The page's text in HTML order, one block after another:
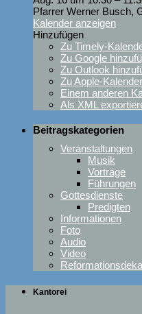
Pfarrer Werner Busch,
Kalender anzeigen
Hinzufügen
Zu Timely-
Zu Google
Zu Outlook
Zu Apple-
Einem anderen
Als XML
Beitragskategorien
Veranstaltungen
Musik
Vorträge
Führungen
Gottesdienste
Predigten
Informationen
Foto
Audio
Video
Kantorei